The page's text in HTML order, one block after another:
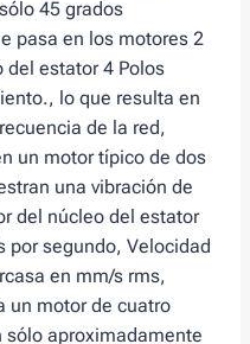
45 grados
pasa en los motores 2
del estator 4 Polos
lo que resulta en
de la red,
un motor típico de dos
una vibración de
del núcleo del estator
por segundo, Velocidad
en mm/s rms,
un motor de cuatro
aproximadamente